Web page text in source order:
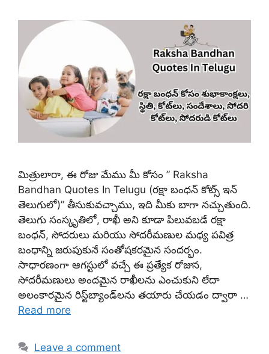
మిత్రులారా, ఈ రోజు మేము మీ కోసం ” Raksha
Bandhan Quotes In Telugu (రక్షా బంధన్ కోట్స్ ఇన్
తెలుగులో)” తీసుకువచ్చాము, ఇది మీకు బాగా నచ్చుతుంది.
తెలుగు సంస్కృతిలో, రాఖీ అని కూడా పిలువబడే రక్షా
బంధన్, సోదరులు మరియు సోదరీమణుల మధ్య పవిత్ర
బంధాన్ని జరుపుకునే సంతోషకరమైన సందర్భం.
సాధారణంగా ఆగస్టులో వచ్చే ఈ ప్రత్యేక రోజున,
సోదరీమణులు అందమైన రాఖీలను ఎంచుకుని లేదా
అలంకారమైన రిస్ట్‌బ్యాండ్‌లను తయారు చేయడం ద్వారా …
Read more
Leave a comment